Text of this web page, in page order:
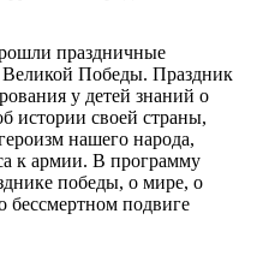
праздничные
Победы. Праздник
у детей знаний о
истории своей страны,
нашего народа,
к армии. В программу
победы, о мире, о
бессмертном подвиге